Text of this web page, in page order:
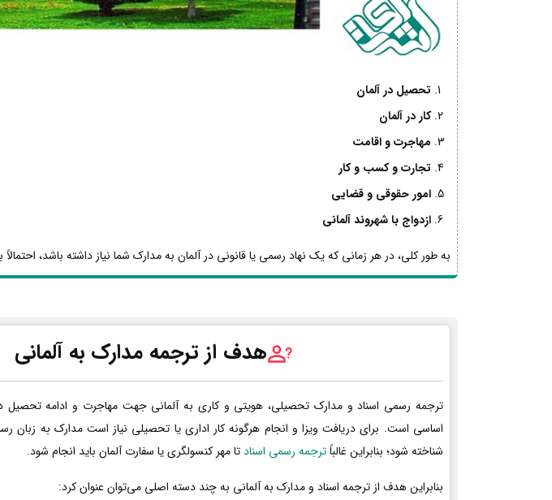
تحصیل در آلمان
کار در آلمان
مهاجرت و اقامت
تجارت و کسب و کار
امور حقوقی و قضایی
ازدواج با شهروند آلمانی
به طور کلی، در هر زمانی که یک نهاد رسمی یا قانونی در آلمان به مدارک شما نیاز داشته باشد،
هدف از ترجمه مدارک به آلمانی
ترجمه رسمی اسناد و مدارک تحصیلی، هویتی و کاری به آلمانی جهت مهاجرت و ادامه تحصیل
اساسی است. برای دریافت ویزا و انجام هرگونه کار اداری یا تحصیلی نیاز است مدارک به
شناخته شود؛ بنابراین غالباًترجمه رسمی اسنادتا مهر کنسولگری یا سفارت آلمان باید انجام شود.
بنابراین هدف از ترجمه اسناد و مدارک به آلمانی به چند دسته اصلی می‌توان عنوان کرد: